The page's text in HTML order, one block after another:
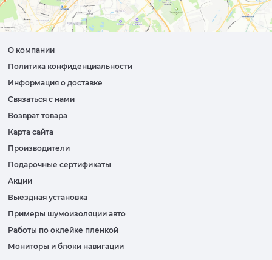
О компании
Политика конфиденциальности
Информация о доставке
Связаться с нами
Возврат товара
Карта сайта
Производители
Подарочные сертификаты
Акции
Выездная установка
Примеры шумоизоляции авто
Работы по оклейке пленкой
Мониторы и блоки навигации